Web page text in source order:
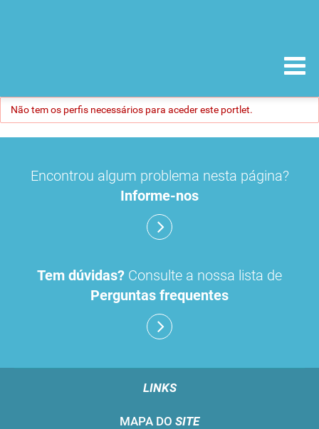
Não tem os perfis necessários para aceder este portlet.
Encontrou algum problema nesta página?
Informe-nos
Tem dúvidas? Consulte a nossa lista de
Perguntas frequentes
LINKS
MAPA DO SITE